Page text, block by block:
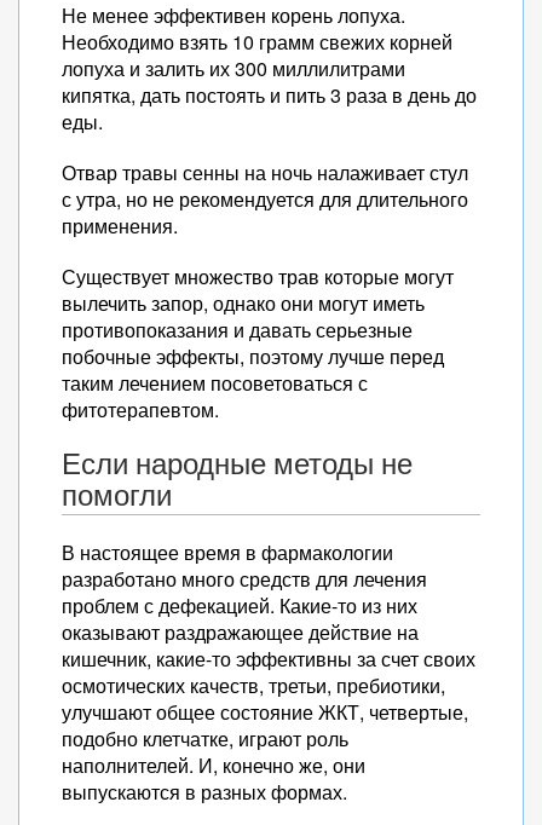
Не менее эффективен корень лопуха.
Необходимо взять 10 грамм свежих корней
лопуха и залить их 300 миллилитрами
кипятка, дать постоять и пить 3 раза в день до
еды.
Отвар травы сенны на ночь налаживает стул
с утра, но не рекомендуется для длительного
применения.
Существует множество трав которые могут
вылечить запор, однако они могут иметь
противопоказания и давать серьезные
побочные эффекты, поэтому лучше перед
таким лечением посоветоваться с
фитотерапевтом.
Если народные методы не
помогли
В настоящее время в фармакологии
разработано много средств для лечения
проблем с дефекацией. Какие-то из них
оказывают раздражающее действие на
кишечник, какие-то эффективны за счет своих
осмотических качеств, третьи, пребиотики,
улучшают общее состояние ЖКТ, четвертые,
подобно клетчатке, играют роль
наполнителей. И, конечно же, они
выпускаются в разных формах.